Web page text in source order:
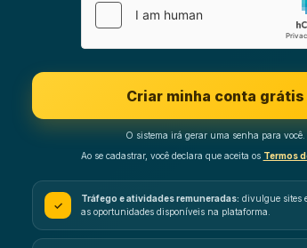
Criar minha conta grátis
O sistema irá gerar uma senha para você.
Ao se cadastrar, você declara que aceita os Termos
✓
Tráfego e atividades remuneradas: divulgue sites
as oportunidades disponíveis na plataforma.